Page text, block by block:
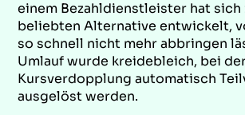
einem Bezahldienstleister hat sich
beliebten Alternative entwickelt,
so schnell nicht mehr abbringen
Umlauf wurde kreidebleich, bei
Kursverdopplung automatisch
ausgelöst werden.